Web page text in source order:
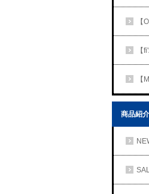
【
【
【
商品紹介